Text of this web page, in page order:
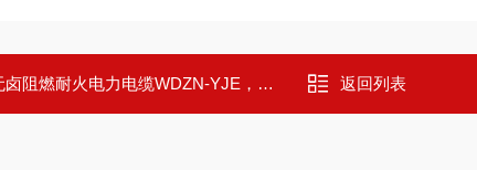
阻燃耐火电力电缆WDZN-YJE，WDZN-YJE22，WDZN-YJE32 返回列表